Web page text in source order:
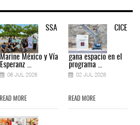
SSA
Marine México y Vía
Esperanz ...
06 JUL 2026
READ MORE
CICE
gana espacio en el
programa ...
02 JUL 2026
READ MORE